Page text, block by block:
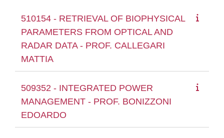
510154 - RETRIEVAL OF BIOPHYSICAL
PARAMETERS FROM OPTICAL AND
RADAR DATA - PROF. CALLEGARI
MATTIA
509352 - INTEGRATED POWER
MANAGEMENT - PROF. BONIZZONI
EDOARDO